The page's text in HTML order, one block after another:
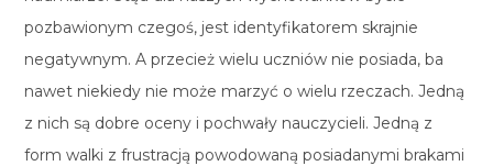
pozbawionym czegoś, jest identyfikatorem skrajnie
negatywnym. A przecież wielu uczniów nie posiada, ba
nawet niekiedy nie może marzyć o wielu rzeczach. Jedną
z nich są dobre oceny i pochwały nauczycieli. Jedną z
form walki z frustracją powodowaną posiadanymi brakami